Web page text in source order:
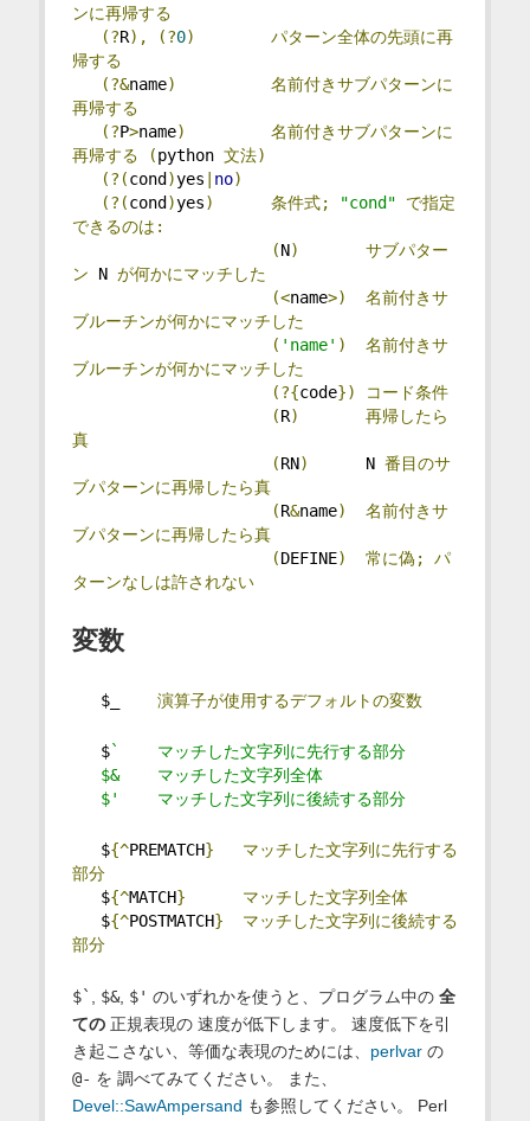
ンに再帰する
(?R), (?0)
パターン全体の先頭に再
帰する
(?&name)
名前付きサブパターンに
再帰する
(?P>name)
名前付きサブパターンに
再帰する
(python 文法)
(?(cond )yes no)
(?(cond )yes) 条件式; "cond"
で指定
できるのは:
(N)
サブパター
ン N が何かにマッチした
(<name>)
名前付きサ
ブルーチンが何かにマッチした
( 'name' )
名前付きサ
ブルーチンが何かにマッチした
(?{code})
コード条件
(R)
再帰したら
真
(RN) N 番目のサ
ブパターンに再帰したら真
(R&name)
名前付きサ
ブパターンに再帰したら真
(DEFINE) 常に偽;
パ
ターンなしは許されない
変数
$_ 演算子が使用するデフォルトの変数
$`    マッチした文字列に先行する部分
$&    マッチした文字列全体
$'    マッチした文字列に後続する部分
${^PREMATCH}
マッチした文字列に先行する
部分
${^MATCH}
マッチした文字列全体
${^POSTMATCH}
マッチした文字列に後続する
部分
$` $&, $' のいずれかを使うと、プログラム中の 全
ての正規表現の 速度が低下します。 速度低下を引
き起こさない、等価な表現のためには、 perlvarの
@- を 調べてみてください。 また、
Devel::SawAmpersand も参照してください。 Perl